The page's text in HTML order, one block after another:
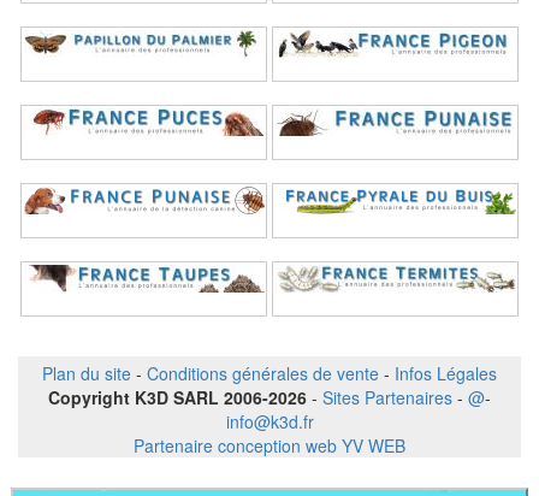
Plan du site - Conditions générales de vente - Infos Légales
Copyright K3D SARL 2006-2026 - Sites Partenaires - @-
info@k3d.fr
Partenaire conception web YV WEB